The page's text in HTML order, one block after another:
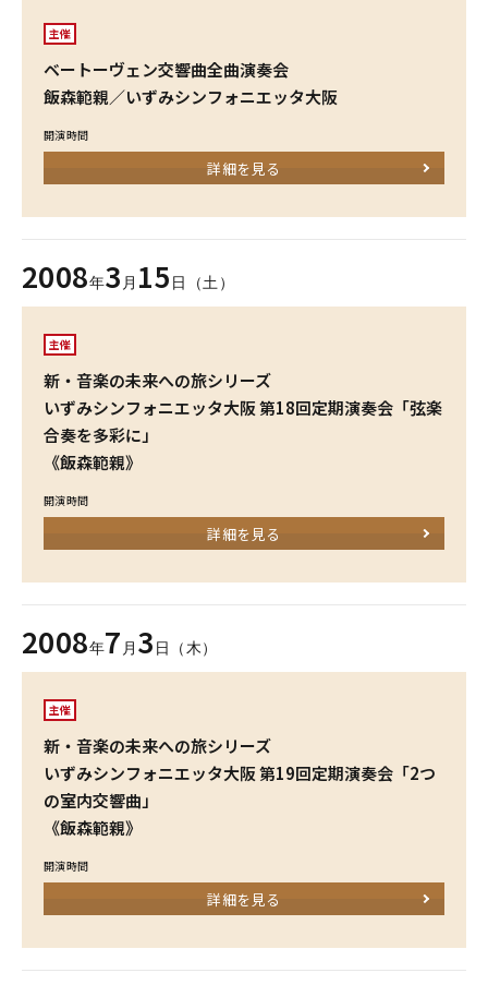
主催
ベートーヴェン交響曲全曲演奏会
飯森範親／いずみシンフォニエッタ大阪
開演時間
詳細を見る
2008年3 月 15 日（土）
主催
新・音楽の未来への旅シリーズ
いずみシンフォニエッタ大阪 第18回定期演奏会「弦楽
合奏を多彩に」
《飯森範親》
開演時間
詳細を見る
2008年7 月 3 日（木）
主催
新・音楽の未来への旅シリーズ
いずみシンフォニエッタ大阪 第19回定期演奏会「2つ
の室内交響曲」
《飯森範親》
開演時間
詳細を見る